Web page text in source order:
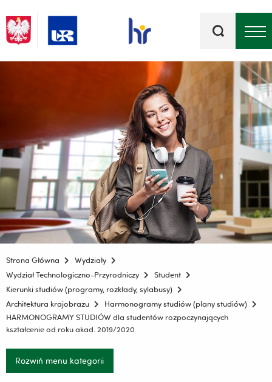
kluczowe
Strona Główna
Wydziały
Wydział Technologiczno-Przyrodniczy
Student
Kierunki studiów (programy, rozkłady, sylabusy)
Architektura krajobrazu
Harmonogramy studiów (plany studiów)
HARMONOGRAMY STUDIÓW dla studentów rozpoczynających
kształcenie od roku akad. 2019/2020
Rozwiń menu kategorii